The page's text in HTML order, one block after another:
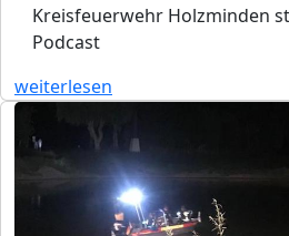
Kreisfeuerwehr Holzminden
Podcast
weiterlesen